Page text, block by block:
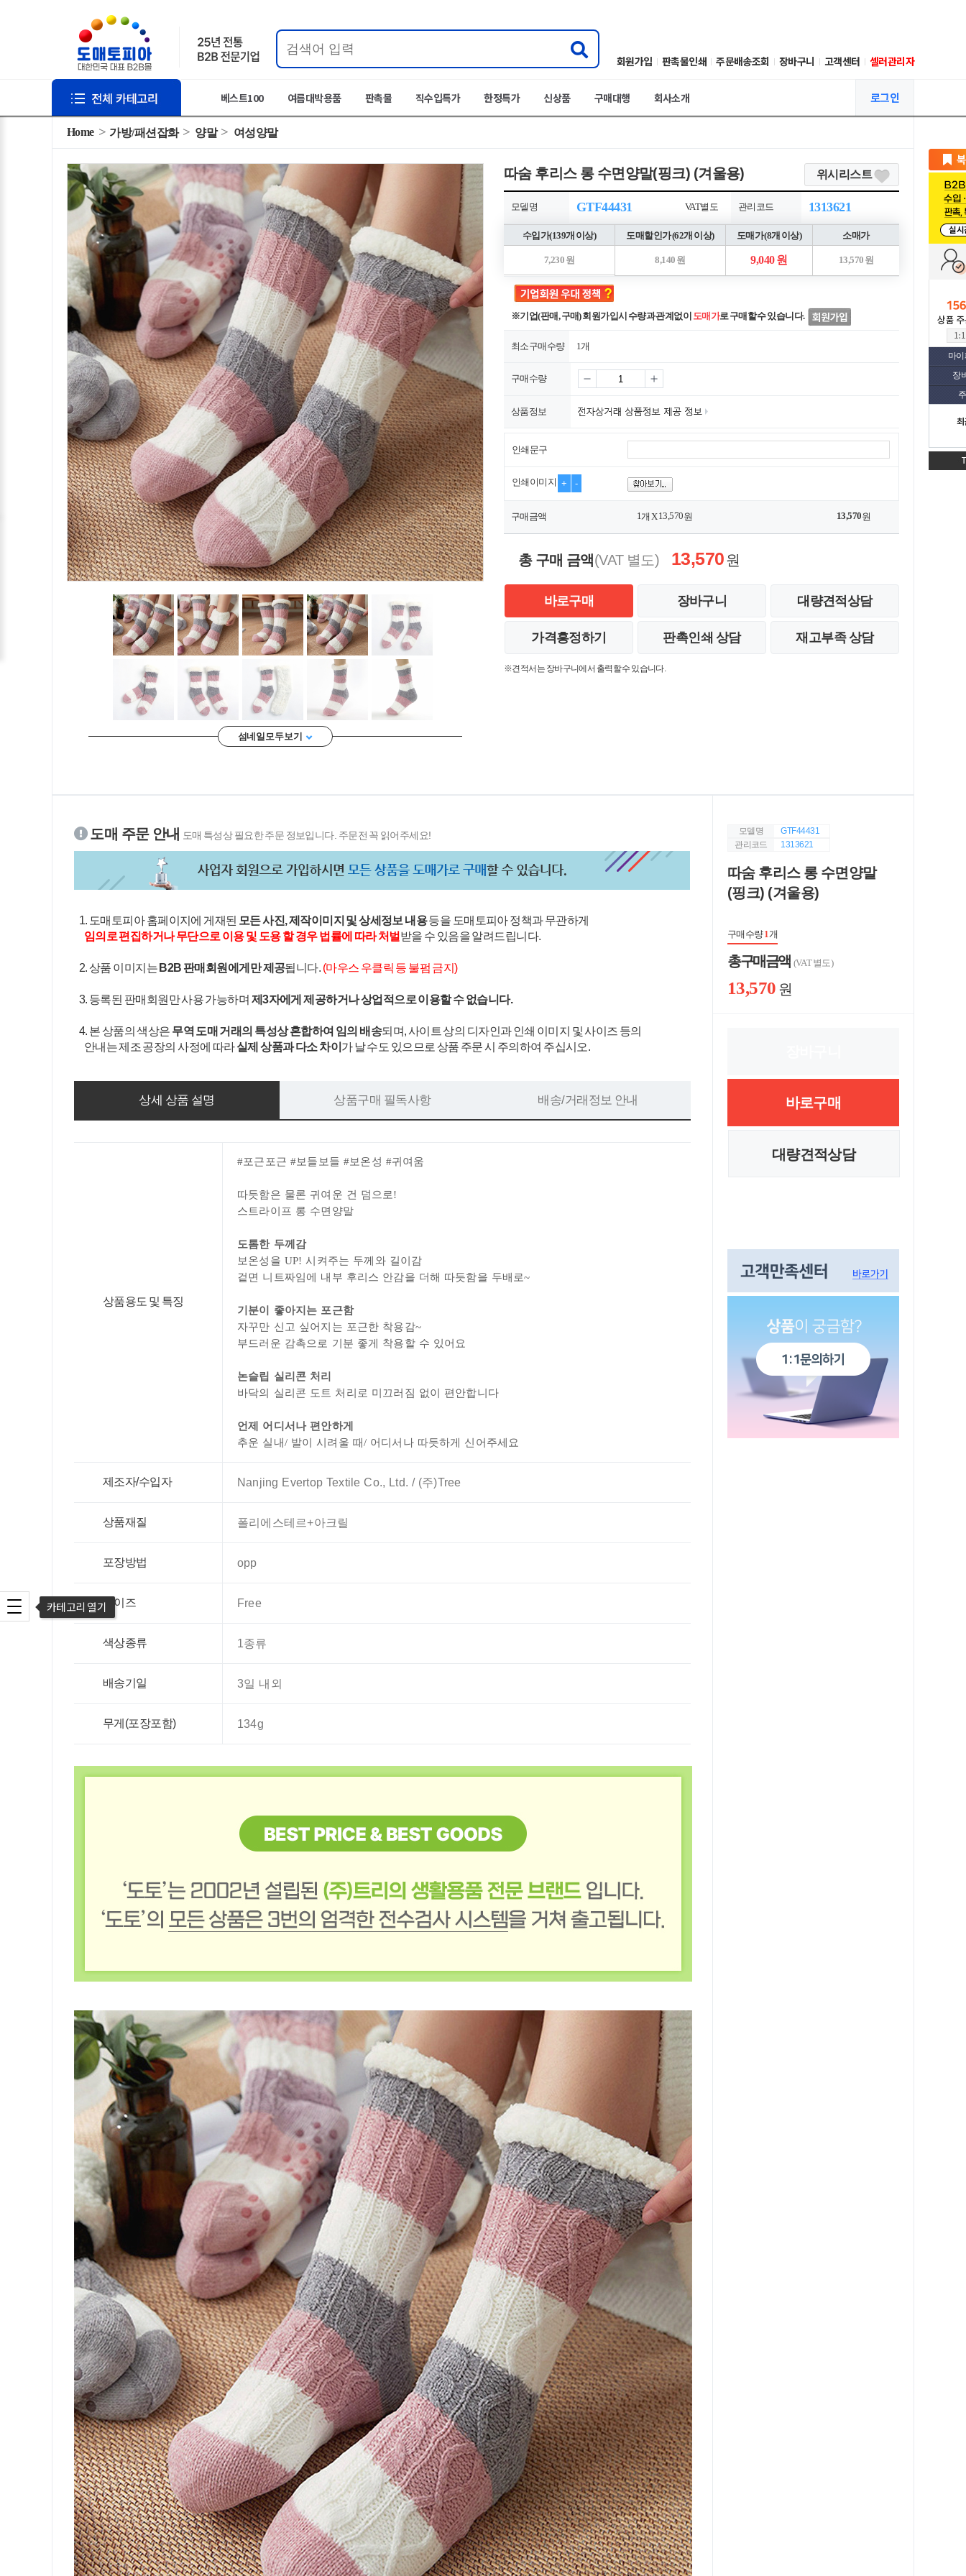
회원가입 판촉물인쇄 주문배송조회 장바구니 고객센터 셀러관리자
베스트100 여름대박용품 판촉물 직수입특가 한정특가 신상품 구매대행 회사소개 로그인
마
장
카테고리 열기
Home 가방/패션잡화 양말 여성양말
섬네일 모두 보기
따숨 후리스 롱 수면양말(핑크) (겨울용) 위시리스트
모델명 GTF44431 VAT별도 관리코드 1313621
수입가(139개 이상) 도매할인가 (62개 이상) 도매가 (8개 이상) 소매가
7,230 원 8,140 원 9,040 원 13,570 원
※기업(판매, 구매) 회원가입시 수량과 관계없이 도매가로 구매할 수 있습니다.
최소구매수량 1개
구매수량
상품정보
인쇄문구
인쇄이미지 + -
구매금액 1개 X13,570원 13,570원
총 구매 금액(VAT 별도) 13,570원
바로구매 장바구니 대량견적상담
가격흥정하기 판촉인쇄 상담 재고부족 상담
※견적서는 장바구니에서 출력할 수 있습니다.
도매 주문 안내 도매 특성상 필요한 주문 정보입니다. 주문전 꼭 읽어주세요!
1. 도매토피아 홈페이지에 게재된 모든 사진, 제작이미지 및 상세정보 내용등을 도매토피아 정책과 무관하게
임의로 편집하거나 무단으로 이용 및 도용 할 경우 법률에 따라 처벌 받을 수 있음을 알려드립니다.
2. 상품 이미지는 B2B 판매회원에게만 제공됩니다. (마우스 우클릭 등 불펌 금지)
3. 등록된 판매회원만 사용 가능하며 제3자에게 제공하거나 상업적으로 이용할 수 없습니다.
4. 본 상품의 색상은 무역 도매 거래의 특성상 혼합하여 임의 배송되며, 사이트 상의 디자인과 인쇄 이미지 및 사이즈 등의
안내는 제조 공장의 사정에 따라실제 상품과 다소 차이 가 날 수도 있으므로 상품 주문 시 주의하여 주십시오.
상세 상품 설명 상품구매 필독사항 배송/거래정보 안내
상품용도 및 특징
#포근포근 #보들보들 #보온성 #귀여움
따듯함은 물론 귀여운 건 덤으로!
스트라이프 롱 수면양말
도톰한 두께감
보온성을 UP! 시켜주는 두께와 길이감
겉면 니트짜임에 내부 후리스 안감을 더해 따듯함을 두배로~
기분이 좋아지는 포근함
자꾸만 신고 싶어지는 포근한 착용감~
부드러운 감촉으로 기분 좋게 착용할 수 있어요
논슬립 실리콘 처리
바닥의 실리콘 도트 처리로 미끄러짐 없이 편안합니다
언제 어디서나 편안하게
추운 실내/ 발이 시려울 때/ 어디서나 따듯하게 신어주세요
제조자/수입자 Nanjing Evertop Textile Co., Ltd. / (주)Tree
상품재질 폴리에스테르+아크릴
포장방법 opp
사이즈 Free
색상종류 1종류
배송기일 3일 내외
무게(포장포함) 134g
모델명
GTF44431
관리코드
1313621
따숨 후리스 롱 수면양말
(핑크) (겨울용)
구매수량1개
총 구매 금액 (VAT 별도)
13,570 원
바로구매
대량견적상담